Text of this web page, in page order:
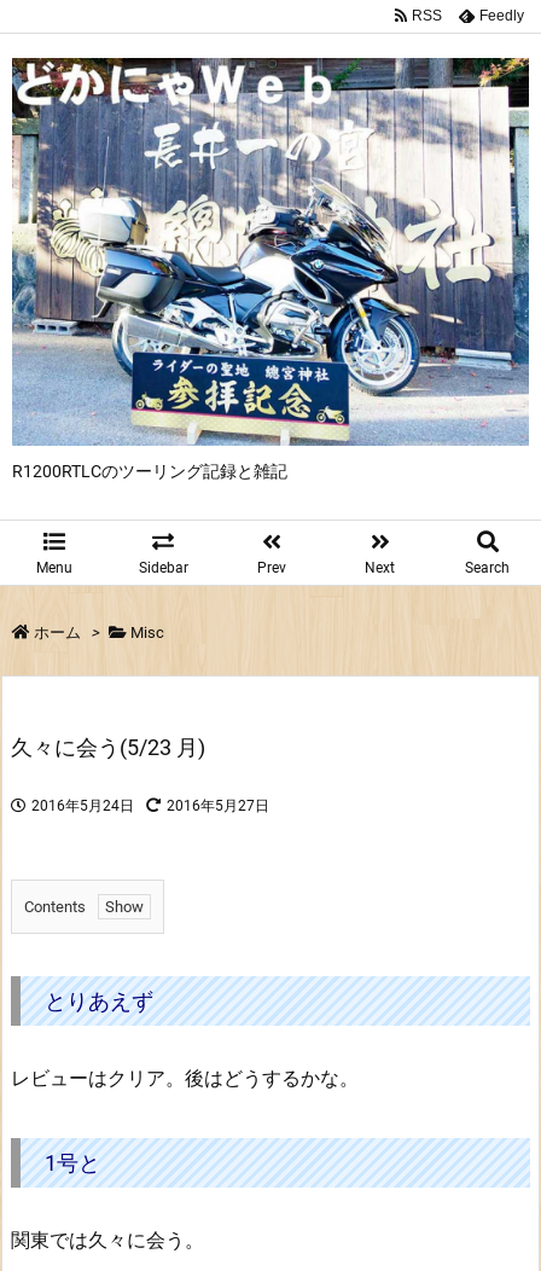
R1200RTLCのツーリング記録と雑記
Menu Sidebar Prev Next Search
RSS Feedly
ホーム > Misc
久々に会う(5/23 月)
2016年5月24日 2016年5月27日
Contents
1.
り
あ
ず
1
号
とりあえず
レビューはクリア。後はどうするかな。
1号と
関東では久々に会う。